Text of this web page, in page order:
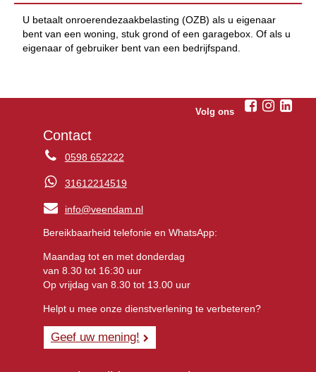
U betaalt onroerendezaakbelasting (OZB) als u eigenaar
bent van een woning, stuk grond of een garagebox. Of als u
eigenaar of gebruiker bent van een bedrijfspand.
Volg ons
Contact
0598 652222
31612214519
info@veendam.nl
Bereikbaarheid telefonie en WhatsApp:
Maandag tot en met donderdag
van 8.30 tot 16:30 uur
Op vrijdag van 8.30 tot 13.00 uur
Helpt u mee onze dienstverlening te verbeteren?
Geef uw mening!